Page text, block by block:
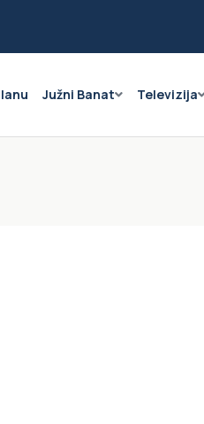
Južni Banat Televizija